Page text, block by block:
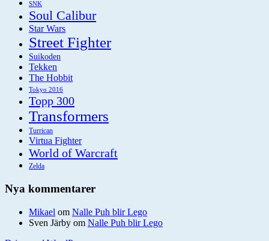
SNK
Soul Calibur
Star Wars
Street Fighter
Suikoden
Tekken
The Hobbit
Tokyo 2016
Topp 300
Transformers
Turrican
Virtua Fighter
World of Warcraft
Zelda
Nya kommentarer
Mikael om Nalle Puh blir Lego
Sven Järby om Nalle Puh blir Lego